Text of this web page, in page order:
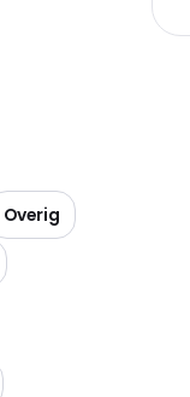
mogelijk)
Overig
(Huidige
mogelijk)combinatie